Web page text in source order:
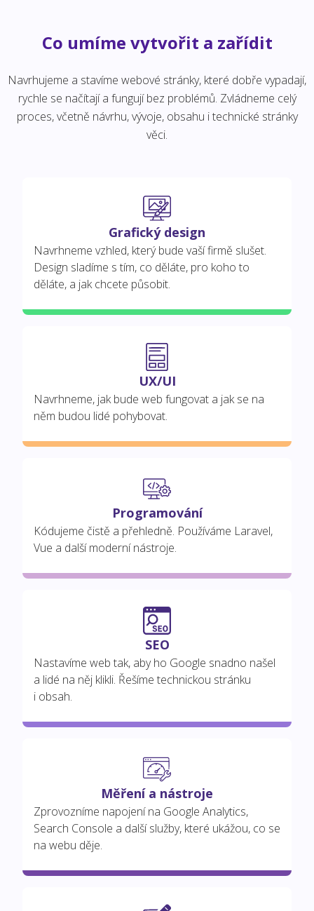
Co umíme vytvořit a zařídit
Navrhujeme a stavíme webové stránky, které dobře vypadají,
rychle se načítají a fungují bez problémů. Zvládneme celý
proces, včetně návrhu, vývoje, obsahu i technické stránky
věci.
Grafický design
Navrhneme vzhled, který bude vaší firmě slušet.
Design sladíme s tím, co děláte, pro koho to
děláte, a jak chcete působit.
UX/UI
Navrhneme, jak bude web fungovat a jak se na
něm budou lidé pohybovat.
Programování
Kódujeme čistě a přehledně. Používáme Laravel,
Vue a další moderní nástroje.
SEO
Nastavíme web tak, aby ho Google snadno našel
a lidé na něj klikli. Řešíme technickou stránku
i obsah.
Měření a nástroje
Zprovozníme napojení na Google Analytics,
Search Console a další služby, které ukážou, co se
na webu děje.